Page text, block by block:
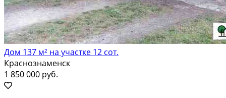
Дом 137 м² на участке 12 сот.
Краснознаменск
1 850 000 руб.